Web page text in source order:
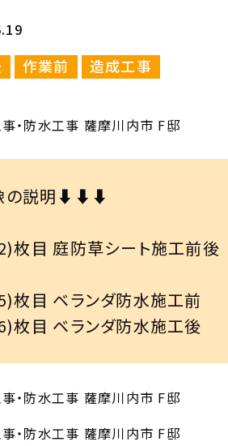
作業前 造成工事
の説明⬇⬇⬇
枚目 庭防草シート施工前後
枚目 ベランダ防水施工前
枚目 ベランダ防水施工後